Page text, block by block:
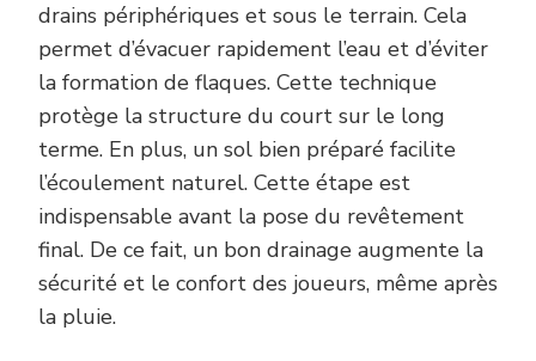
drains périphériques et sous le terrain. Cela
permet d’évacuer rapidement l’eau et d’éviter
la formation de flaques. Cette technique
protège la structure du court sur le long
terme. En plus, un sol bien préparé facilite
l’écoulement naturel. Cette étape est
indispensable avant la pose du revêtement
final. De ce fait, un bon drainage augmente la
sécurité et le confort des joueurs, même après
la pluie.